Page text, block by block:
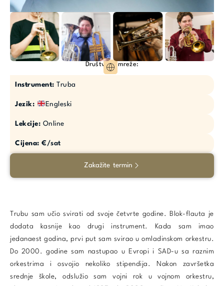
Društvene mreže:
Instrument: Truba
Jezik: Engleski
Lekcije: Online
Cijena: €/sat
Zakažite termin
Trubu sam učio svirati od svoje četvrte godine. Blok-flauta je
dodata kasnije kao drugi instrument. Kada sam imao
jedanaest godina, prvi put sam svirao u omladinskom orkestru.
Do 2000. godine sam nastupao u Evropi i SAD-u sa raznim
orkestrima i osvojio nekoliko stipendija. Nakon završetka
srednje škole, odslužio sam vojni rok u vojnom orkestru,